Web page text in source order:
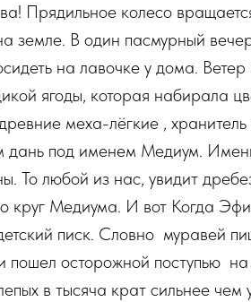
Прядильное колесо
земле. В один пасмурный
на лавочке у дома.
ягоды, которая набирала
меха-лёгкие ,
под именем Медиум.
То любой из нас, увидит
круг Медиума. И вот Когда
писк. Словно муравей
пошел осторожной поступью
в тысяча крат сильнее